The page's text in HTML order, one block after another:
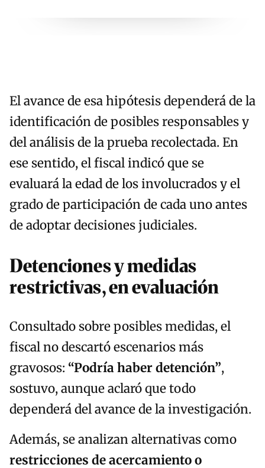
El avance de esa hipótesis dependerá de la
identificación de posibles responsables y
del análisis de la prueba recolectada. En
ese sentido, el fiscal indicó que se
evaluará la edad de los involucrados y el
grado de participación de cada uno antes
de adoptar decisiones judiciales.
Detenciones y medidas
restrictivas, en evaluación
Consultado sobre posibles medidas, el
fiscal no descartó escenarios más
gravosos: “Podría haber detención”,
sostuvo, aunque aclaró que todo
dependerá del avance de la investigación.
Además, se analizan alternativas como
restricciones de acercamiento o